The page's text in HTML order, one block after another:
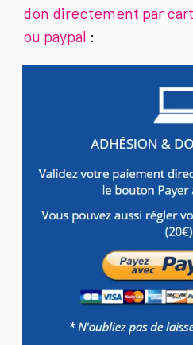
don directement par
ou paypal :